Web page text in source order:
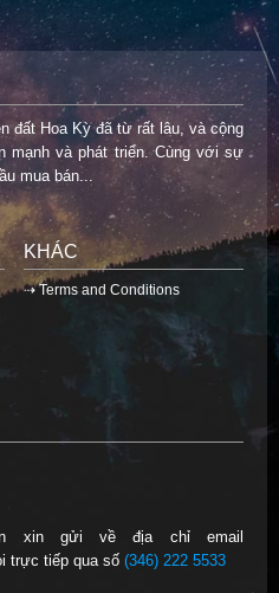
đất Hoa Kỳ đã từ rất lâu, và cộng
mạnh và phát triển. Cùng với sự
mua bán...
KHÁC
⇢ Terms and Conditions
xin gửi về địa chỉ email
trực tiếp qua số (346) 222 5533